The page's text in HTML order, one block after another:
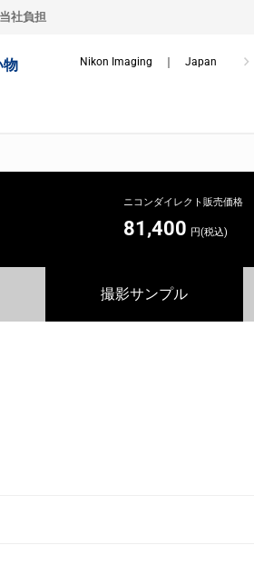
社負担
物 Nikon Imaging ｜ Japan
ニコンダイレクト販売価格
81,400 円(税込)
撮影サンプル